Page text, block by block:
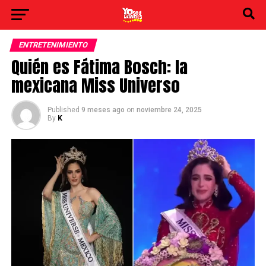
ENTRETENIMIENTO
Quién es Fátima Bosch: la
mexicana Miss Universo
Published 9 meses ago on noviembre 24, 2025
By K